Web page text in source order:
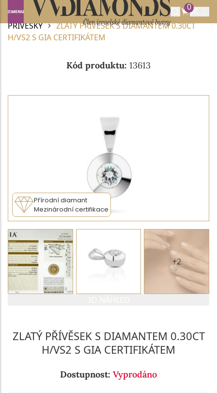
0
Domů DIAMANTOVÉ ŠPERKY
DIAMANTOVÉ
PŘÍVĚSKY
ZLATÝ PŘÍVĚSEK S DIAMANTEM 0.30CT
H/VS2 S GIA CERTIFIKÁTEM
Kód produktu: 13613
Přírodní diamant
Mezinárodní certifikace
+2
ZLATÝ PŘÍVĚSEK S DIAMANTEM 0.30CT
H/VS2 S GIA CERTIFIKÁTEM
Dostupnost: Vyprodáno